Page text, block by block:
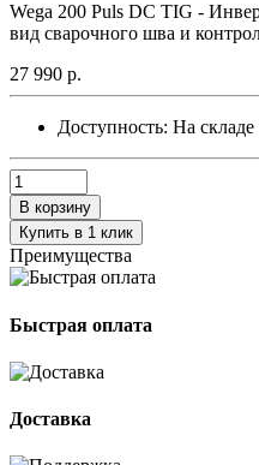
Wega 200 Puls DC TIG -
вид сварочного шва и
27 990 р.
Доступность: На складе
В корзину
Купить в 1 клик
Преимущества
Быстрая оплата
Доставка